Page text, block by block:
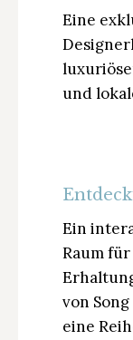
Eine
und
Ein
Raum
von
eine